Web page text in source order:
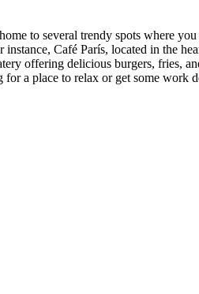
to several trendy spots where you
Café París, located in the
offering delicious burgers, fries,
a place to relax or get some work